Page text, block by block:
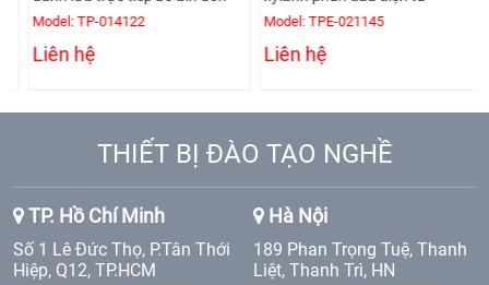
Model: TP-014122
Liên hệ
Model: TPE-021145
Liên hệ
THIẾT BỊ ĐÀO TẠO NGHỀ
TP. Hồ Chí Minh
Số 1 Lê Đức Thọ, P.Tân Thới
Hiệp, Q12, TP.HCM
Hà Nội
189 Phan Trọng Tuệ, Thanh
Liệt, Thanh Trì, HN